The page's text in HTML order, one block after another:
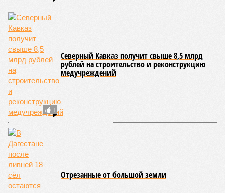
пятёрке общероссийского антирейтинга.
Эти данные
Министерства внутренних дел Российской Федерации.
В масштабах всей страны картина также выглядит
тревожно: за первое полугодие общее количество
несовершеннолетних преступников увеличилось по
сравнению с аналогичным периодом минувшего года на 945
человек и достигло отметки в 11,4 тысячи.
В Чукотском автономном округе число малолетних
нарушителей закона выросло с одного до шести, в
Чеченской Республике, где годом ранее таковых не было
вовсе, теперь зафиксировано восемь случаев, а в
Пензенской области показатель и вовсе подскочил с 39 до
87 человек.
Наибольший абсолютный прирост подростковой